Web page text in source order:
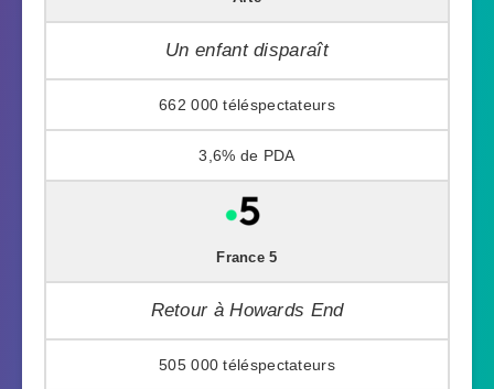
Un enfant disparaît
662 000
3,6%
France 5
Retour à Howards End
505 000